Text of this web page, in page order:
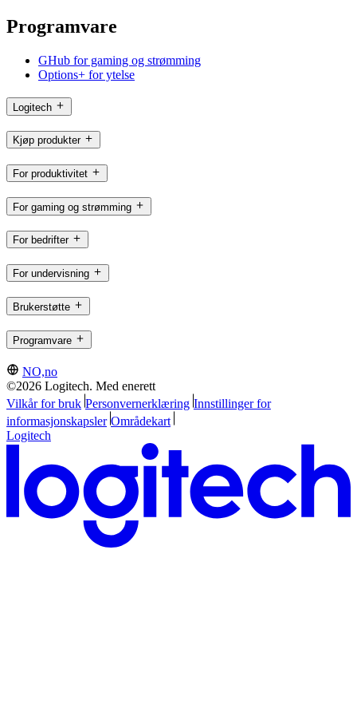
Programvare
GHub for gaming og strømming
Options+ for ytelse
Logitech
Kjøp produkter
For produktivitet
For gaming og strømming
For bedrifter
For undervisning
Brukerstøtte
Programvare
NO,no
©2026 Logitech. Med enerett
Vilkår for bruk Personvernerklæring Innstillinger for
informasjonskapsler Områdekart
Logitech